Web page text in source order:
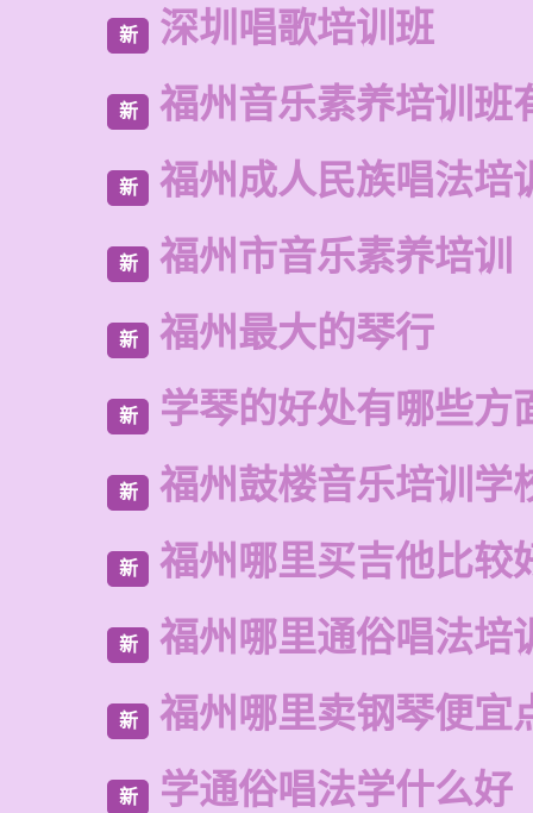
新 深圳唱歌培训班
新 福州音乐素养培训班
新 福州成人民族唱法培
新 福州市音乐素养培训
新 福州最大的琴行
新 学琴的好处有哪些方
新 福州鼓楼音乐培训学
新 福州哪里买吉他比较
新 福州哪里通俗唱法培
新 福州哪里卖钢琴便宜
新 学通俗唱法学什么好